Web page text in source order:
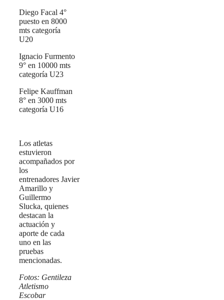
Diego Facal 4°
puesto en 8000
mts categoría
U20
Ignacio Furmento
9° en 10000 mts
categoría U23
Felipe Kauffman
8° en 3000 mts
categoría U16
Los atletas
estuvieron
acompañados por
los
entrenadores Javier
Amarillo y
Guillermo
Slucka, quienes
destacan la
actuación y
aporte de cada
uno en las
pruebas
mencionadas.
Fotos: Gentileza
Atletismo
Escobar